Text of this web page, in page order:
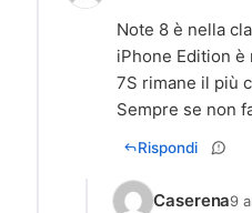
Note 8 è nella
iPhone Edition è
7S rimane il più
Sempre se non
Rispondi
Caserena9